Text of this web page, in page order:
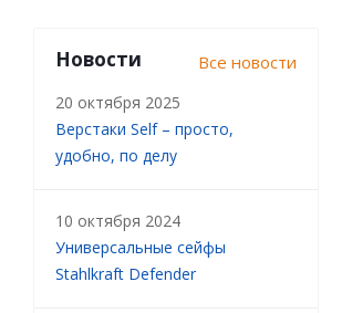
Новости Все новости
20 октября 2025
Верстаки Self – просто,
удобно, по делу
10 октября 2024
Универсальные сейфы
Stahlkraft Defender